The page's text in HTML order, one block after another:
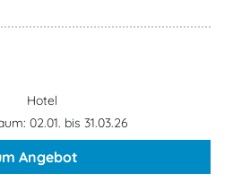
Hotel
02.01. bis 31.03.26
Angebot